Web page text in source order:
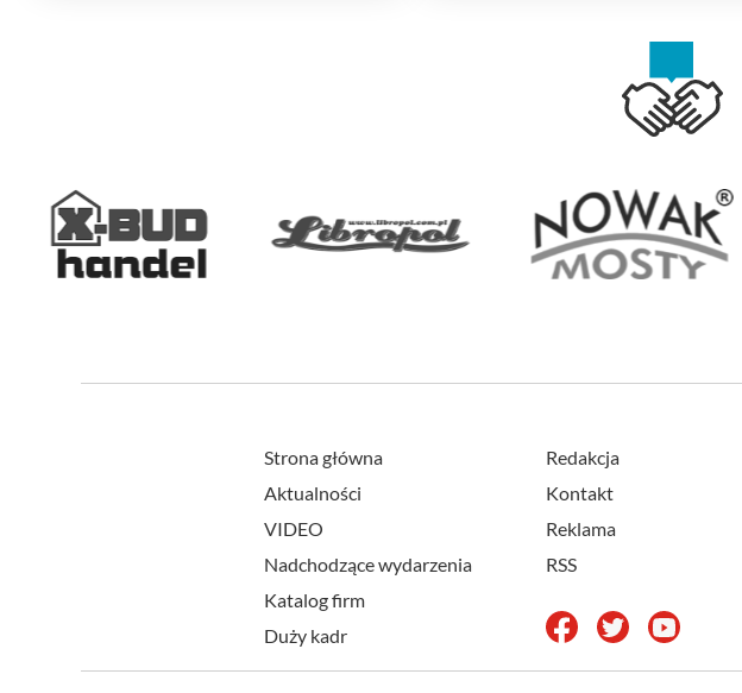
Strona główna
Aktualności
VIDEO
Nadchodzące wydarzenia
Katalog firm
Duży kadr
Redakcja
Kontakt
Reklama
RSS